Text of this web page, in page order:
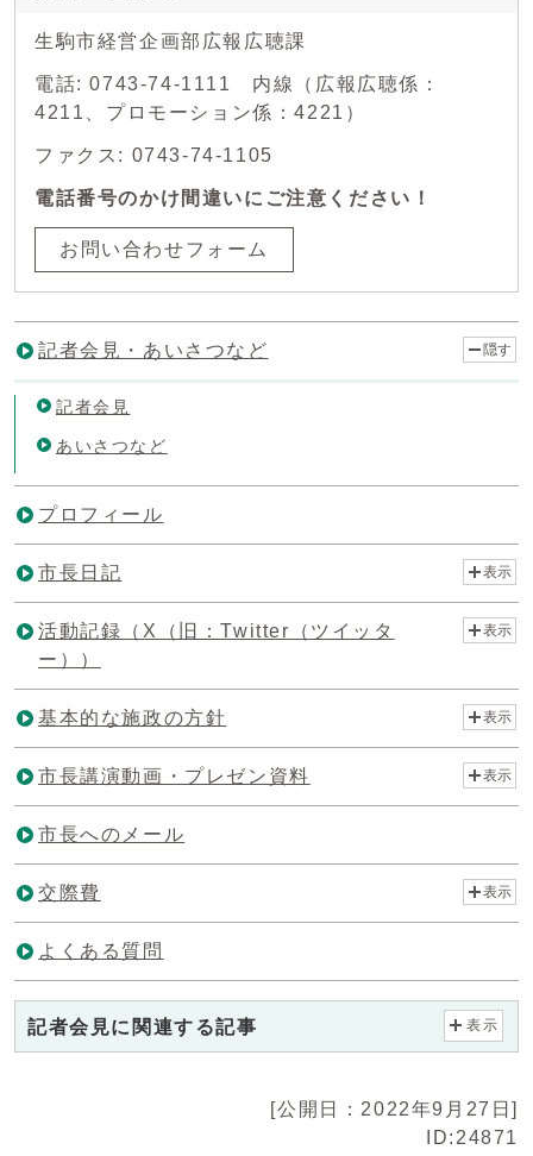
生駒市経営企画部広報広聴課
電話: 0743-74-1111 内線（広報広聴係：
4211、プロモーション係：4221）
ファクス: 0743-74-1105
電話番号のかけ間違いにご注意ください！
お問い合わせフォーム
記者会見・あいさつなど 隠す
記者会見
あいさつなど
プロフィール
市長日記 表示
活動記録（X（旧：Twitter（ツイッタ
ー））
表示
基本的な施政の方針 表示
市長講演動画・プレゼン資料 表示
市長へのメール
交際費 表示
よくある質問
記者会見に関連する記事 表示
[公開日：2022年9月27日]
ID:24871